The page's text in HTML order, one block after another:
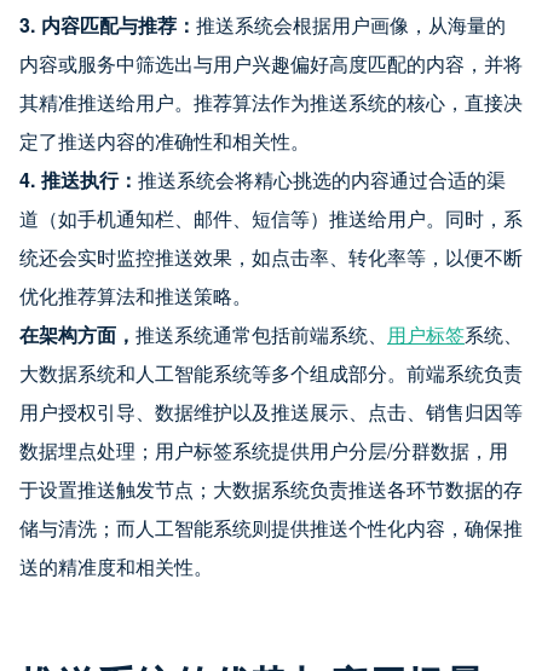
3. 内容匹配与推荐： 推送系统会根据用户画像，从海量的
内容或服务中筛选出与用户兴趣偏好高度匹配的内容，并将
其精准推送给用户。推荐算法作为推送系统的核心，直接决
定了推送内容的准确性和相关性。
4. 推送执行： 推送系统会将精心挑选的内容通过合适的渠
道（如手机通知栏、邮件、短信等）推送给用户。同时，系
统还会实时监控推送效果，如点击率、转化率等，以便不断
优化推荐算法和推送策略。
在架构方面， 推送系统通常包括前端系统、 用户标签系统、
大数据系统和人工智能系统等多个组成部分。前端系统负责
用户授权引导、数据维护以及推送展示、点击、销售归因等
数据埋点处理；用户标签系统提供用户分层/分群数据，用
于设置推送触发节点；大数据系统负责推送各环节数据的存
储与清洗；而人工智能系统则提供推送个性化内容，确保推
送的精准度和相关性。